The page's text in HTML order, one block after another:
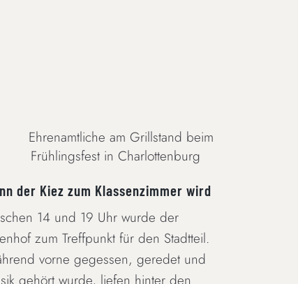
WENN DER KIEZ ZUM KLASSENZIMMER
WIRD
der Kiez zum Klassenzimmer wird
14 und 19 Uhr wurde der
zum Treffpunkt für den Stadtteil.
vorne gegessen, geredet und